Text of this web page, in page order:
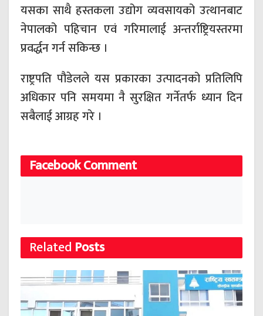
यसका साथै हस्तकला उद्योग व्यवसायको उत्थानबाट
नेपालको पहिचान एवं गरिमालाई अन्तर्राष्ट्रियस्तरमा
प्रवर्द्धन गर्न सकिन्छ ।
राष्ट्रपति पौडेलले यस प्रकारका उत्पादनको प्रतिलिपि
अधिकार पनि समयमा नै सुरक्षित गर्नेतर्फ ध्यान दिन
सबैलाई आग्रह गरे ।
Facebook Comment
Related Posts